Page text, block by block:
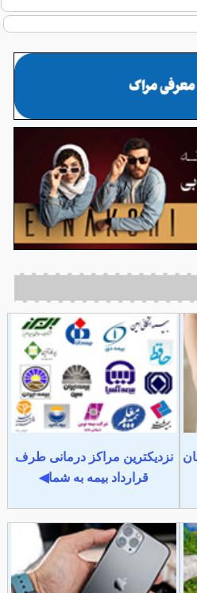
نزدیکترین مراکز درمانی طرف
قرارداد بیمه به شما◀